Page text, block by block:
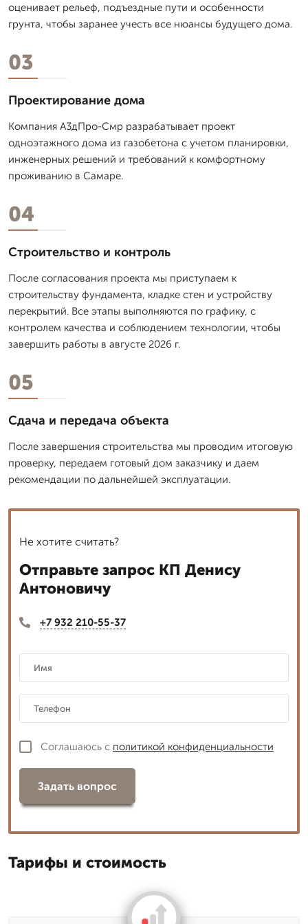
оценивает рельеф, подъездные пути и особенности
грунта, чтобы заранее учесть все нюансы будущего дома.
03
Проектирование дома
Компания А3дПро-Смр разрабатывает проект
одноэтажного дома из газобетона с учетом планировки,
инженерных решений и требований к комфортному
проживанию в Самаре.
04
Строительство и контроль
После согласования проекта мы приступаем к
строительству фундамента, кладке стен и устройству
перекрытий. Все этапы выполняются по графику, с
контролем качества и соблюдением технологии, чтобы
завершить работы в августе 2026 г.
05
Сдача и передача объекта
После завершения строительства мы проводим итоговую
проверку, передаем готовый дом заказчику и даем
рекомендации по дальнейшей эксплуатации.
Не хотите считать?
Отправьте запрос КП Денису
Антоновичу
+7 932 210-55-37
Соглашаюсь с политикой конфиденциальности
Задать вопрос
Тарифы и стоимость